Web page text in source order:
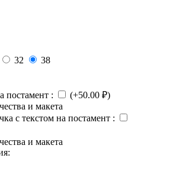
32
38
постамент : (+50.00 ₽)
и макета
с текстом на постамент :
и макета